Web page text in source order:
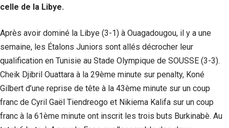
celle de la Libye.
Après avoir dominé la Libye (3-1) à Ouagadougou, il y a une
semaine, les Étalons Juniors sont allés décrocher leur
qualification en Tunisie au Stade Olympique de SOUSSE (3-3).
Cheik Djibril Ouattara à la 29ème minute sur penalty, Koné
Gilbert d’une reprise de tête à la 43ème minute sur un coup
franc de Cyril Gaël Tiendreogo et Nikiema Kalifa sur un coup
franc à la 61ème minute ont inscrit les trois buts Burkinabè. Au